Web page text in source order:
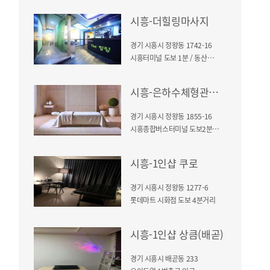
시흥-더힐링마사지
경기 시흥시 정왕동 1742-16
시흥터미널 도보 1분 / 동산빌딩 3층
시흥-은하수체형관리(정왕동)
경기 시흥시 정왕동 1855-16
시흥종합버스터미널 도보2분거리
시흥-1인샵 쿠로
경기 시흥시 정왕동 1277-6
롯데마트 시화점 도보 4분거리
시흥-1인샵 상큼(배곧)
경기 시흥시 배곧동 233